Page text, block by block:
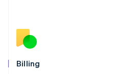
Billing
English
México
Español